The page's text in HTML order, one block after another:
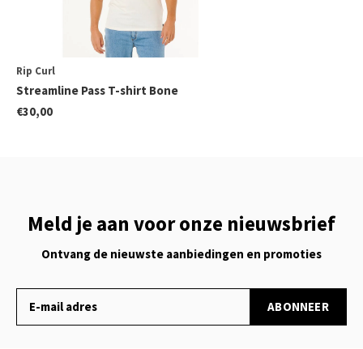
Rip Curl
Streamline Pass T-shirt Bone
€30,00
Meld je aan voor onze nieuwsbrief
Ontvang de nieuwste aanbiedingen en promoties
ABONNEER